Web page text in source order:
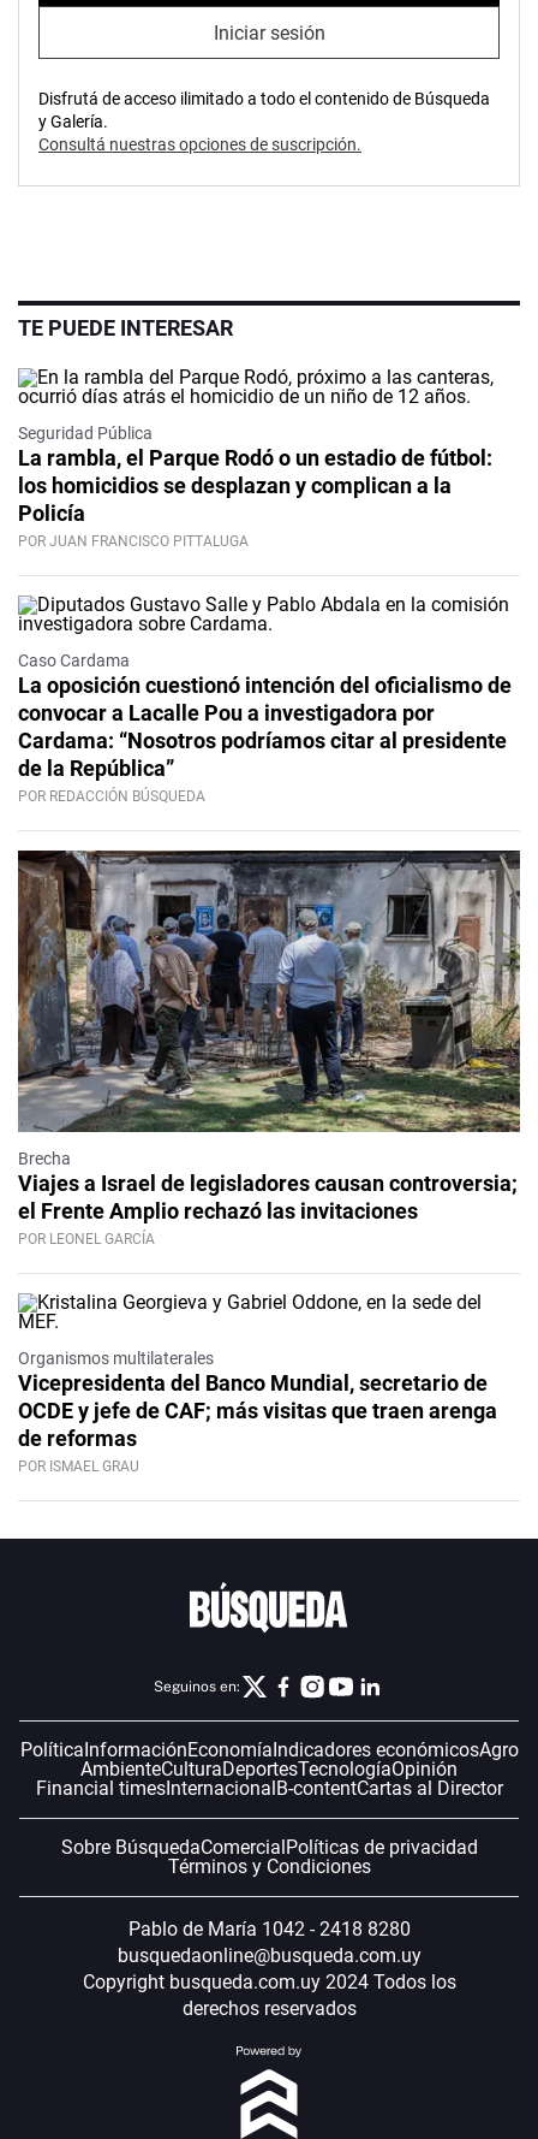
Iniciar sesión
Disfrutá de acceso ilimitado a todo el contenido de Búsqueda
y Galería.
Consultá nuestras opciones de suscripción.
TE PUEDE INTERESAR
Seguridad Pública
La rambla, el Parque Rodó o un estadio de fútbol:
los homicidios se desplazan y complican a la
Policía
POR JUAN FRANCISCO PITTALUGA
Caso Cardama
La oposición cuestionó intención del oficialismo de
convocar a Lacalle Pou a investigadora por
Cardama: “Nosotros podríamos citar al presidente
de la República”
POR REDACCIÓN BÚSQUEDA
Brecha
Viajes a Israel de legisladores causan controversia;
el Frente Amplio rechazó las invitaciones
POR LEONEL GARCÍA
Organismos multilaterales
Vicepresidenta del Banco Mundial, secretario de
OCDE y jefe de CAF; más visitas que traen arenga
de reformas
POR ISMAEL GRAU
Seguinos en:
PolíticaInformaciónEconomíaIndicadores económicosAgro
AmbienteCulturaDeportesTecnologíaOpinión
Financial timesInternacionalB-contentCartas al Director
Sobre BúsquedaComercialPolíticas de privacidad
Términos y Condiciones
Pablo de María 1042 - 2418 8280
busquedaonline@busqueda.com.uy
Copyright busqueda.com.uy 2024 Todos los
derechos reservados